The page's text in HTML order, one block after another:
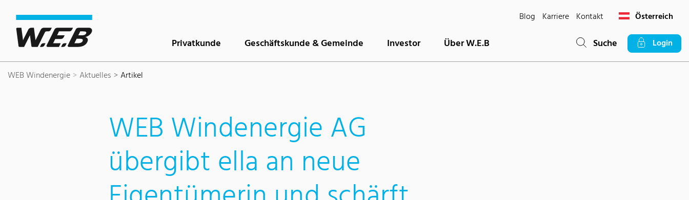
Blog Karriere Kontakt Österreich
Privatkunde Geschäftskunde & Gemeinde Investor Über W.E.B Suche Login
WEB Windenergie Aktuelles Artikel
WEB Windenergie AG
übergibt ella an neue